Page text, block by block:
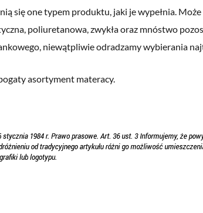
się one typem produktu, jaki je wypełnia.
poliuretanowa, zwykła oraz mnóstwo
niewątpliwie odradzamy wybierania
asortyment materacy.